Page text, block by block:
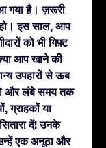
गया है। ज़रूरी
हो। इस साल, आप
को भी गिफ़्ट
आप खाने की
उपहारों से ऊब
और लंबे समय तक
ग्राहकों या
दें! उनके
एक अनूठा और